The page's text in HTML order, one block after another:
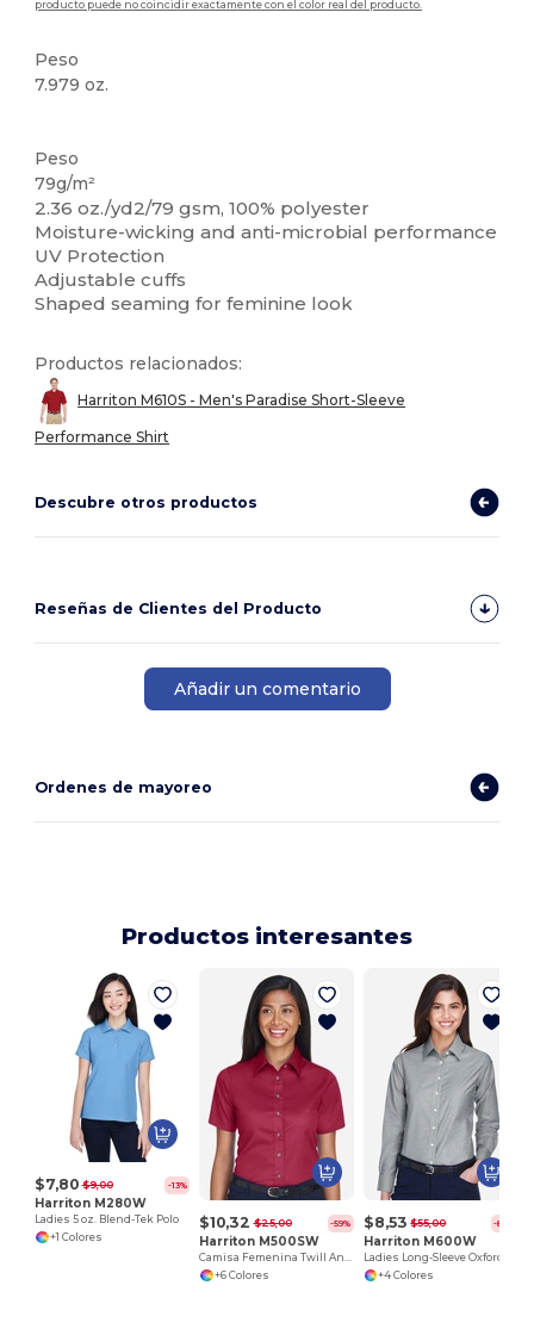
producto puede no coincidir exactamente con el color real del producto.
Peso
7.979 oz.
Peso
79g/m²
2.36 oz./yd2/79 gsm, 100% polyester
Moisture-wicking and anti-microbial performance
UV Protection
Adjustable cuffs
Shaped seaming for feminine look
Productos relacionados:
Harriton M610S - Men's Paradise Short-Sleeve
Performance Shirt
Descubre otros productos
Reseñas de Clientes del Producto
Añadir un comentario
Ordenes de mayoreo
Productos interesantes
$7,80 $9,00 -13%
Harriton M280W
Ladies 5 oz. Blend-Tek Polo
+1 Colores
$10,32 $25,00 -59%
Harriton M500SW
Camisa Femenina Twill Antimanchas y Antirrugas
+6 Colores
$8,53 $55,00 -84%
Harriton M600W
+4 Colores